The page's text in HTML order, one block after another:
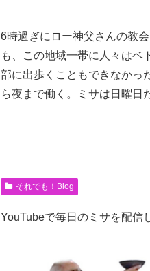
6時過ぎにロー神父さんの教
も、この地域一帯に人々はベ
部に出歩くこともできなかっ
ら夜まで働く。ミサは日曜日
それでも！Blog
YouTubeで毎日のミサを配信